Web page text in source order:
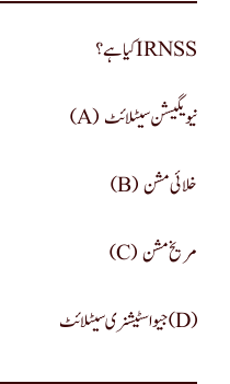
کیا ہے؟IRNSS
(a) نیویگیشن سیٹلائٹ
(b) خلائی مشن
(c) مریخ مشن
جیو اسٹیشنری سیٹلائٹ(d)